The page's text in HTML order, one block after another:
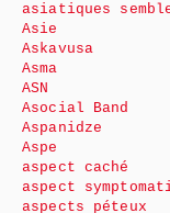
asiatiques
Asie
Askavusa
Asma
ASN
Asocial Band
Aspanidze
Aspe
aspect caché
aspect
aspects péteux